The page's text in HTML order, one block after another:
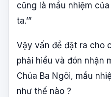
cũng là mầu nhiệm
ta.’”
Vậy vấn đề đặt ra cho
phải hiểu và đón nhận
Chúa Ba Ngôi, mầu
như thế nào ?